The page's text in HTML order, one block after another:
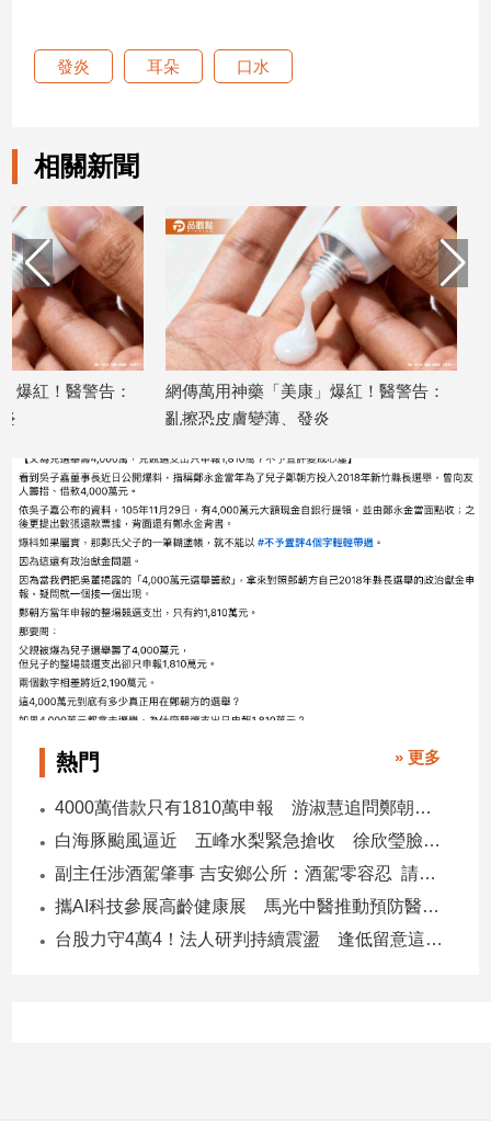
活
築/
室
內
設
計
旅
遊/
美
座/
命
理
消
費
健
康/
親
子/
感
情
術
創
／
影
推
發炎 耳朵 口水
相關新聞
爆紅！醫警告：
網傳萬用神藥「美康」爆紅！醫警告：
亂擦恐皮膚變薄、發炎
熱門 » 更多
4000萬借款只有1810萬申報 游淑慧追問鄭朝方：2190萬差額去哪了
白海豚颱風逼近 五峰水梨緊急搶收 徐欣瑩臉書急呼「搶救五峰水梨」
副主任涉酒駕肇事 吉安鄉公所：酒駕零容忍 請辭獲准
攜AI科技參展高齡健康展 馬光中醫推動預防醫學迎接長壽新經濟
台股力守4萬4！法人研判持續震盪 逢低留意這些族群